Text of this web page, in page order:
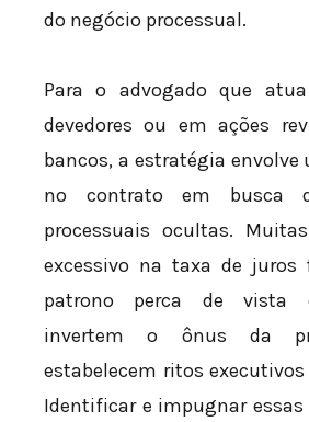
do negócio processual.
Para o advogado que
devedores ou em ações
bancos, a estratégia envolve
no contrato em busca
processuais ocultas.
excessivo na taxa de
patrono perca de vista
invertem o ônus da
estabelecem ritos
Identificar e impugnar